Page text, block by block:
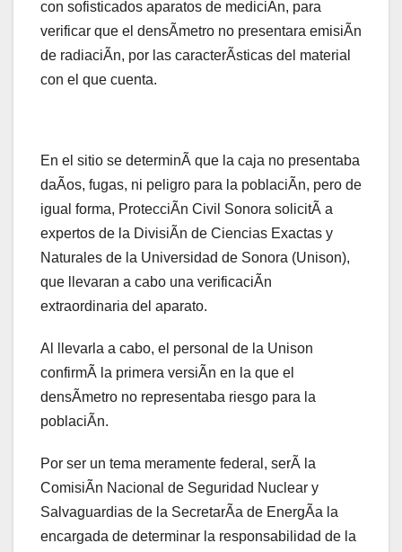
con sofisticados aparatos de mediciÃn, para
verificar que el densÃmetro no presentara emisiÃn
de radiaciÃn, por las caracterÃsticas del material
con el que cuenta.
En el sitio se determinÃ que la caja no presentaba
daÃos, fugas, ni peligro para la poblaciÃn, pero de
igual forma, ProtecciÃn Civil Sonora solicitÃ a
expertos de la DivisiÃn de Ciencias Exactas y
Naturales de la Universidad de Sonora (Unison),
que llevaran a cabo una verificaciÃn
extraordinaria del aparato.
Al llevarla a cabo, el personal de la Unison
confirmÃ la primera versiÃn en la que el
densÃmetro no representaba riesgo para la
poblaciÃn.
Por ser un tema meramente federal, serÃ la
ComisiÃn Nacional de Seguridad Nuclear y
Salvaguardias de la SecretarÃa de EnergÃa la
encargada de determinar la responsabilidad de la